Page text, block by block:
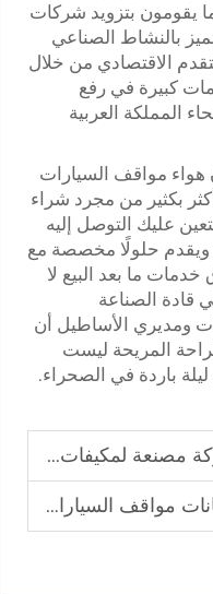
يقومون بتزويد شركات
بالنشاط الصناعي
الاقتصادي من خلال
كبيرة في رفع
المملكة العربية
هواء مواقف السيارات
بكثير من مجرد شراء
عليك التوصل إليه
حلولًا مخصصة مع
ما بعد البيع لا
قادة الصناعة
ومديري الأساطيل أن
المريحة ليست
باردة في الصحراء.
لمواقف السيارات في بولندا؟